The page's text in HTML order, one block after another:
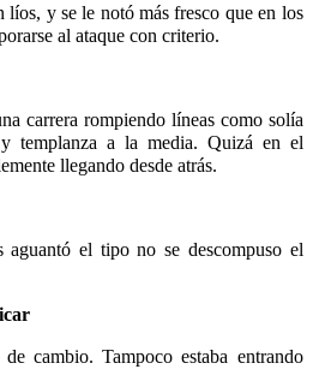
líos, y se le notó más fresco que en los
al ataque con criterio.
carrera rompiendo líneas como solía
templanza a la media. Quizá en el
llegando desde atrás.
el tipo no se descompuso el
cambio. Tampoco estaba entrando